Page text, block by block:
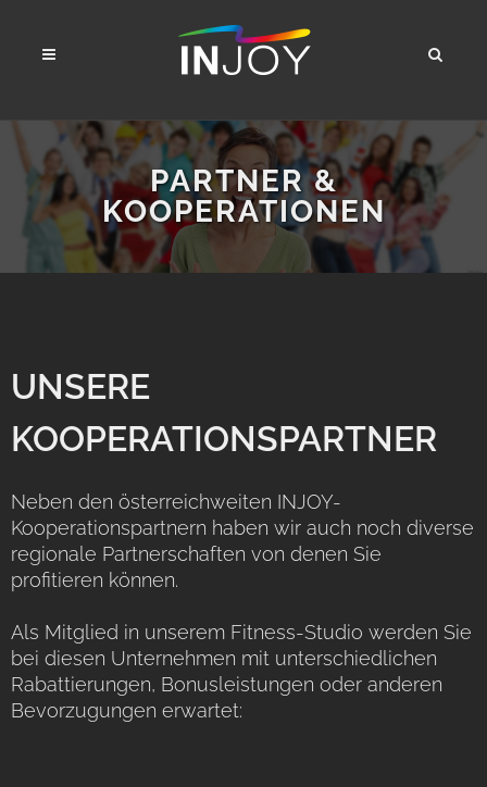
PARTNER &
KOOPERATIONEN
UNSERE
KOOPERATIONSPARTNER
Neben den österreichweiten INJOY-
Kooperationspartnern haben wir auch noch diverse
regionale Partnerschaften von denen Sie
profitieren können.
Als Mitglied in unserem Fitness-Studio werden Sie
bei diesen Unternehmen mit unterschiedlichen
Rabattierungen, Bonusleistungen oder anderen
Bevorzugungen erwartet: